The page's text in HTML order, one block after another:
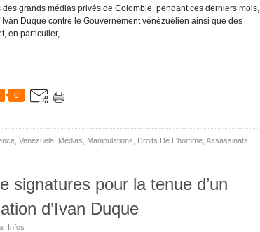
grands médias privés de Colombie, pendant ces derniers mois,
Duque contre le Gouvernement vénézuélien ainsi que des
en particulier,...
0
Venezuela Médias Manipulations Droits De L'homme Assassinats
signatures pour la tenue d’un
d’Ivan Duque
Infos